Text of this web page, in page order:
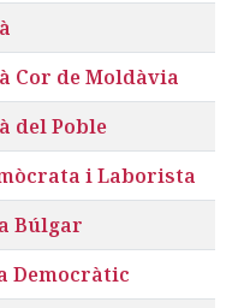
Cor de Moldàvia
del Poble
i Laborista
Búlgar
Democràtic